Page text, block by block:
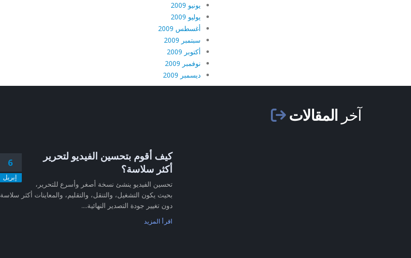
يونيو 2009
يوليو 2009
أغسطس 2009
سبتمبر 2009
أكتوبر 2009
نوفمبر 2009
ديسمبر 2009
آخر المقالات
6
إبريل
كيف أقوم بتحسين الفيديو لتحرير
أكثر سلاسة؟
تحسين الفيديو ينشئ نسخة أصغر وأسرع للتحرير،
بحيث يكون التشغيل، والتنقل، والتقليم، والمعاينات أكثر سلاسة
دون تغيير جودة التصدير النهائية....
اقرأ المزيد